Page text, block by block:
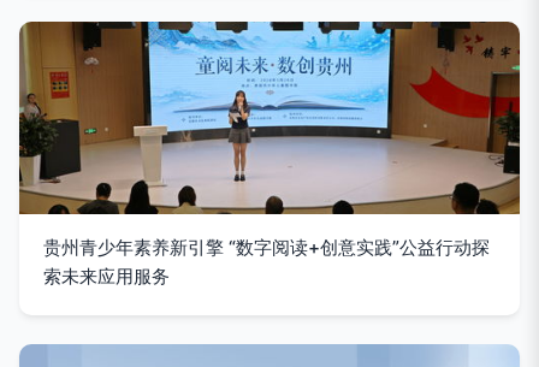
贵州青少年素养新引擎 “数字阅读+创意实践”公益行动探
索未来应用服务